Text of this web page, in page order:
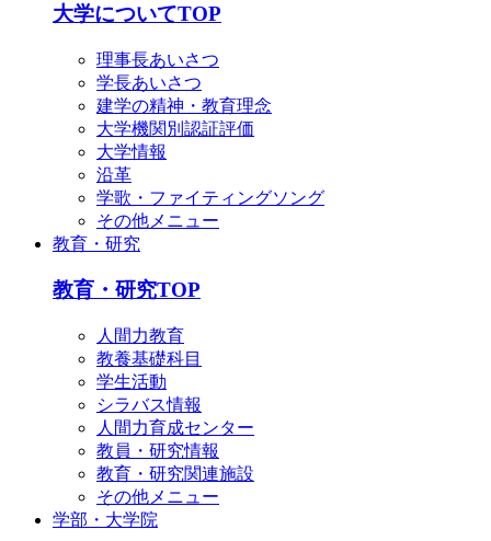
大学についてTOP
理事長あいさつ
学長あいさつ
建学の精神・教育理念
大学機関別認証評価
大学情報
沿革
学歌・ファイティングソング
その他メニュー
教育・研究
教育・研究TOP
人間力教育
教養基礎科目
学生活動
シラバス情報
人間力育成センター
教員・研究情報
教育・研究関連施設
その他メニュー
学部・大学院